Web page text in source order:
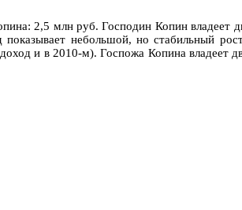
2,5 млн руб. Господин Копин
показывает небольшой, но стабильный
и в 2010-м). Госпожа Копина